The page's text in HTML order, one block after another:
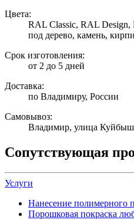
Цвета:
RAL Classic, RAL Design,
под дерево, камень,
Срок изготовления:
от 2 до 5 дней
Доставка:
по Владимиру, России
Самовывоз:
Владимир, улица
Сопутствующая
Услуги
Нанесение полимерного
Порошковая покраска